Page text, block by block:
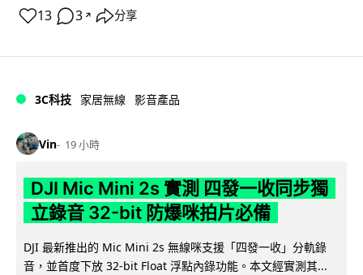
13 3 ↗ 分享
3C科技 家居無線 影音產品
Vin 19 小時
DJI Mic Mini 2s 實測 四發一收同步獨
立錄音 32-bit 防爆咪拍片必備
DJI 最新推出的 Mic Mini 2s 無線咪支援「四發一收」分軌錄
音，並首度下放 32-bit Float 浮點內錄功能。本文經實測其...